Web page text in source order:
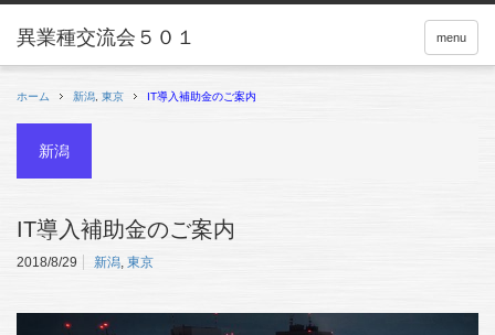
menu
ホーム 新潟 東京 IT導入補助金のご案内
新潟
IT導入補助金のご案内
2018/8/29 新潟, 東京